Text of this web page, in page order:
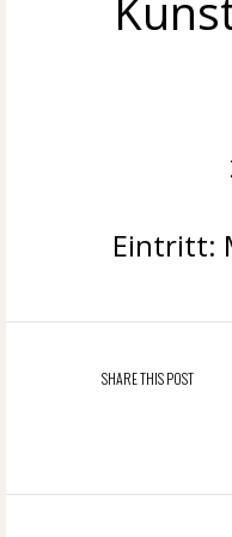
Eintritt:
SHARE THIS POST